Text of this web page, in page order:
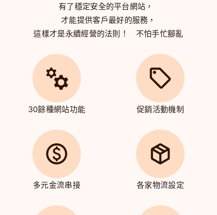
有了穩定安全的平台網站，
才能提供客戶最好的服務，
這樣才是永續經營的法則！
不怕手忙腳亂
30餘種網站功能 促銷活動機制
多元金流串接 各家物流設定